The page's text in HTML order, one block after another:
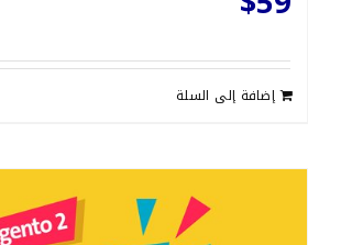
إضافة إلى السلة